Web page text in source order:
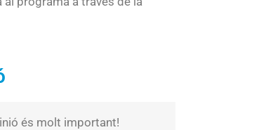
és molt important!